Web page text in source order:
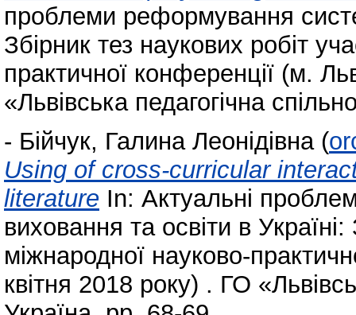
проблеми реформування
Збірник тез наукових робіт
практичної конференції (м.
«Львівська педагогічна
- Бійчук, Галина Леонідівна (
Using of cross-curricular
literature In: Актуальні
виховання та освіти в
міжнародної науково-
квітня 2018 року) . ГО